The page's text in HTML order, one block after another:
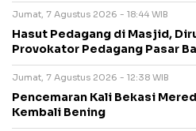
Jumat, 7 Agustus 2026 - 18:44 WIB
Hasut Pedagang di Masjid,
Provokator Pedagang Pasar
Jumat, 7 Agustus 2026 - 12:38 WIB
Pencemaran Kali Bekasi
Kembali Bening